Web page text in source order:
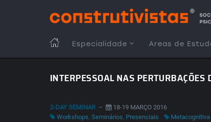
MAIN
NAVIGATION
Especialidade Areas de
INTERPESSOAL NAS PERTURBAÇÕES
2-DAY SEMINAR –
18-19 MARÇO 2016
Workshops, Seminários, Presenciais